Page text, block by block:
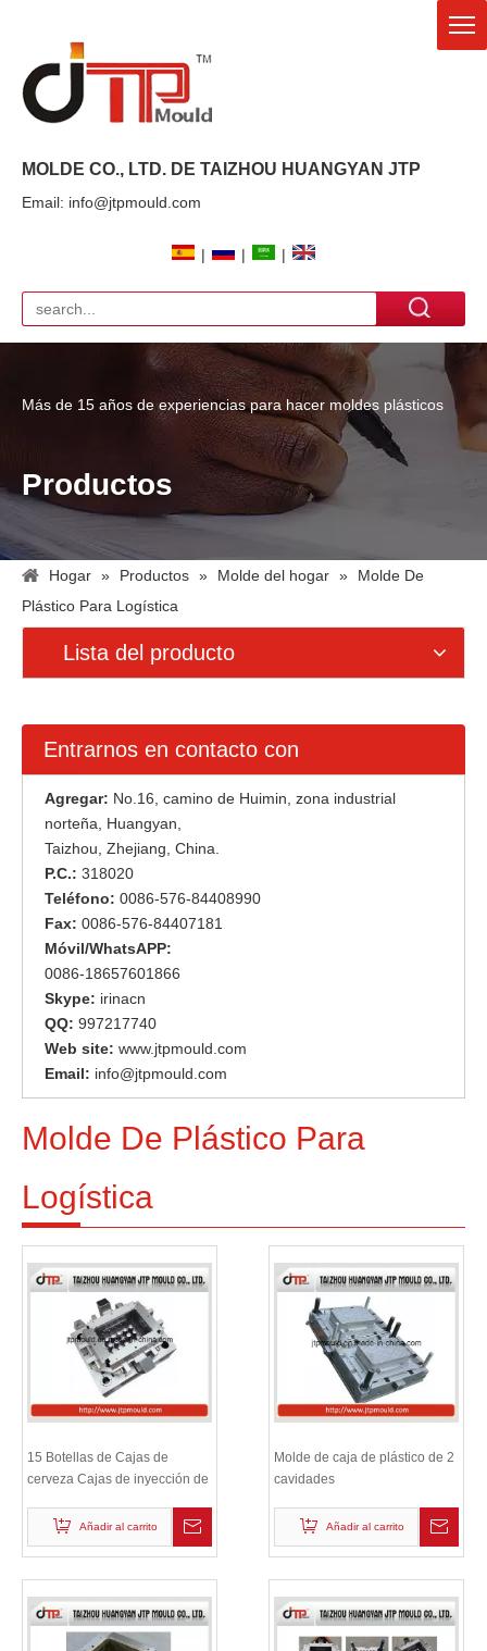
MOLDE CO., LTD. DE TAIZHOU HUANGYAN JTP
Email: info@jtpmould.com
| | |
Más de 15 años de experiencias para hacer moldes plásticos
Productos
Hogar » Productos » Molde del hogar »
Molde De
Plástico Para Logística
Lista del producto
Entrarnos en contacto con
Agregar: No.16, camino de Huimin, zona industrial
norteña, Huangyan,
Taizhou, Zhejiang, China.
P.C.: 318020
Teléfono: 0086-576-84408990
Fax: 0086-576-84407181
Móvil/WhatsAPP:
0086-18657601866
Skype: irinacn
QQ: 997217740
Web site: www.jtpmould.com
Email: info@jtpmould.com
Molde De Plástico Para
Logística
15 Botellas de Cajas de
cerveza Cajas de inyección de
Añadir al carrito
Molde de caja de plástico de 2
cavidades
Añadir al carrito